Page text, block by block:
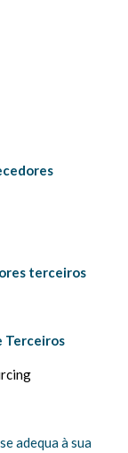
terceiros
Terceiros
adequa à sua